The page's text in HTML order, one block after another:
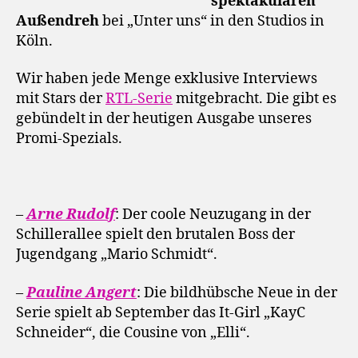
Außendrehbei „Unter uns“ in den Studios in
Köln.
Wir haben jede Menge exklusive Interviews
mit Stars derRTL-Serie mitgebracht. Die gibt es
gebündelt in der heutigen Ausgabe unseres
Promi-Spezials.
–Arne Rudolf: Der coole Neuzugang in der
Schillerallee spielt den brutalen Boss der
Jugendgang „Mario Schmidt“.
–Pauline Angert: Die bildhübsche Neue in der
Serie spielt ab September das It-Girl „KayC
Schneider“, die Cousine von „Elli“.